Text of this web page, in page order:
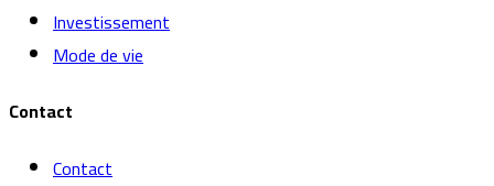
Investissement
Mode de vie
Contact
Contact